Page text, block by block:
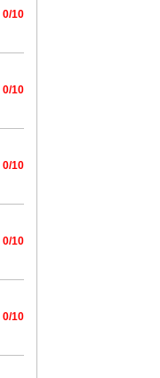
0/10
0/10
0/10
0/10
0/10